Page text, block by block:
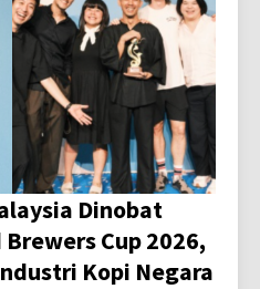
Dinobat
Cup 2026,
Kopi Negara